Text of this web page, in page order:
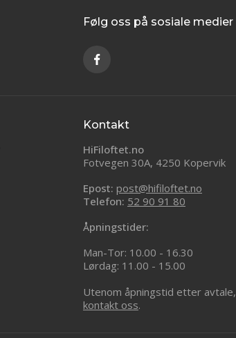
Følg oss på sosiale medier
Kontakt
HiFiloftet.no
Fotvegen 30A, 4250 Kopervik
Epost: post@hifiloftet.no
Telefon: 52 90 91 80
Åpningstider:
Man-Tor: 10.00 - 16.30
Lørdag: 11.00 - 15.00
Utenom åpningstid etter avtale,
kontakt oss.